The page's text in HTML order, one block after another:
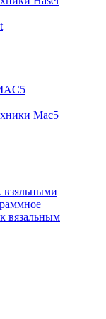
Mac5
взяльными
вязальным